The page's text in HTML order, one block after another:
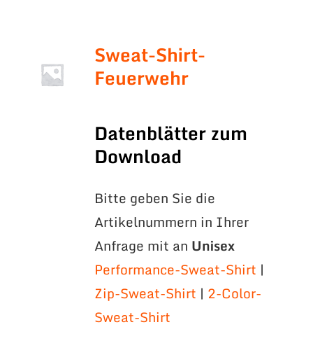
Sweat-Shirt-
Feuerwehr
Datenblätter zum
Download
Bitte geben Sie die
Artikelnummern in Ihrer
Anfrage mit an Unisex
Performance-Sweat-Shirt |
Zip-Sweat-Shirt | 2-Color-
Sweat-Shirt